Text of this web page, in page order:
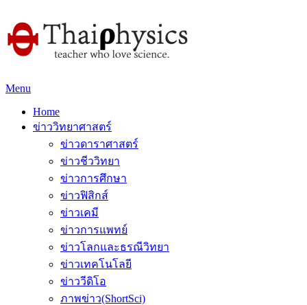
Menu
Home
ข่าววิทยาศาสตร์
ข่าวดาราศาสตร์
ข่าวชีววิทยา
ข่าวการศึกษา
ข่าวฟิสิกส์
ข่าวเคมี
ข่าวการแพทย์
ข่าวโลกและธรณีวิทยา
ข่าวเทคโนโลยี
ข่าววีดิโอ
ภาพข่าว(ShortSci)